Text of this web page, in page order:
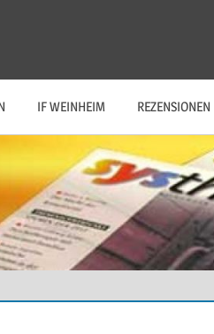
IF WEINHEIM REZENSIONEN